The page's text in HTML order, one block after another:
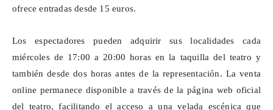
ofrece entradas desde 15 euros.
Los espectadores pueden adquirir sus localidades cada
miércoles de 17:00 a 20:00 horas en la taquilla del teatro y
también desde dos horas antes de la representación. La venta
online permanece disponible a través de la página web oficial
del teatro, facilitando el acceso a una velada escénica que